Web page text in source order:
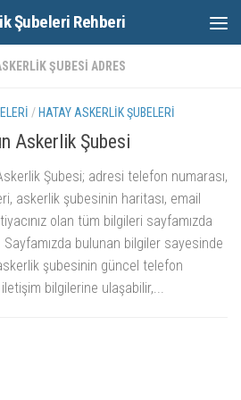
Şubeleri Rehberi
ŞUBESI ADRES
/ HATAY ASKERLIK ŞUBELERI
Askerlik Şubesi
Şubesi; adresi telefon numarası,
askerlik şubesinin haritası, email
olan tüm bilgileri sayfamızda
Sayfamızda bulunan bilgiler sayesinde
şubesinin güncel telefon
bilgilerine ulaşabilir,...